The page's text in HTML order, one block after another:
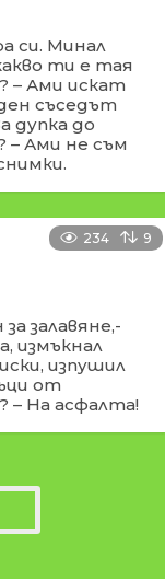
си. Минал
ти е тая
– Ами искат
съседът
дупка до
– Ами не съм
234 9
залавяне,-
измъкнал
изпушил
от
– На асфалта!